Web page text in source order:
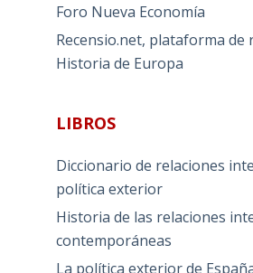
Foro Nueva Economía
Recensio.net, plataforma de
Historia de Europa
LIBROS
Diccionario de relaciones
política exterior
Historia de las relaciones
contemporáneas
La política exterior de